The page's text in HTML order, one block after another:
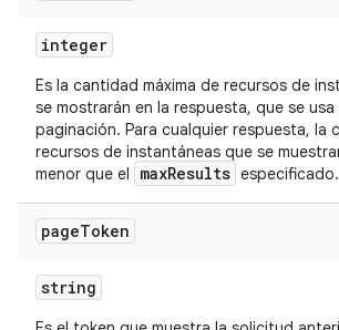
integer
Es la cantidad máxima de recursos de
se mostrarán en la respuesta, que se usa
paginación. Para cualquier respuesta, la
recursos de instantáneas que se
menor que el
maxResults especificado.
pageToken
string